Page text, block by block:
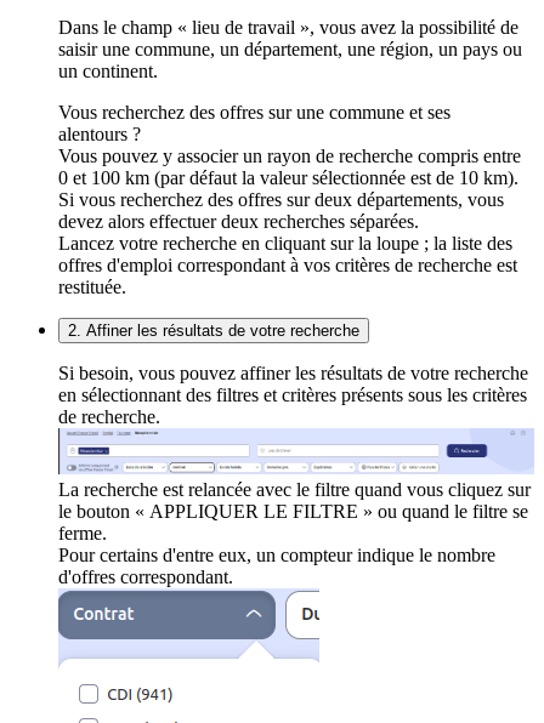
Dans le champ « lieu de travail », vous avez la possibilité de
saisir une commune, un département, une région, un pays ou
un continent.
Vous recherchez des offres sur une commune et ses
alentours ?
Vous pouvez y associer un rayon de recherche compris entre
0 et 100 km (par défaut la valeur sélectionnée est de 10 km).
Si vous recherchez des offres sur deux départements, vous
devez alors effectuer deux recherches séparées.
Lancez votre recherche en cliquant sur la loupe ; la liste des
offres d'emploi correspondant à vos critères de recherche est
restituée.
2. Affiner les résultats de votre recherche
Si besoin, vous pouvez affiner les résultats de votre recherche
en sélectionnant des filtres et critères présents sous les critères
de recherche.
La recherche est relancée avec le filtre quand vous cliquez sur
le bouton « APPLIQUER LE FILTRE » ou quand le filtre se
ferme.
Pour certains d'entre eux, un compteur indique le nombre
d'offres correspondant.